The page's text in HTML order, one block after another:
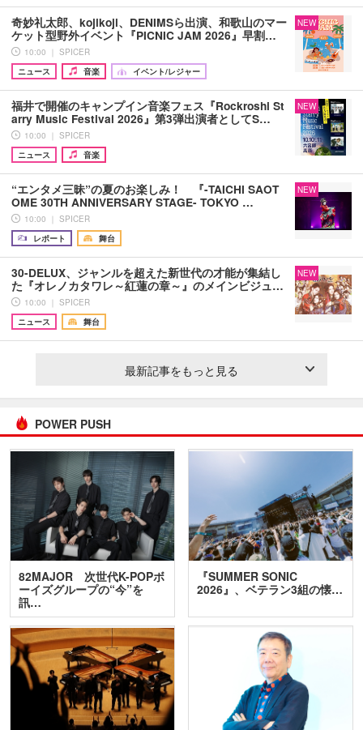
奇妙礼太郎、kojikoji、DENIMSら出演、和歌山のマー
ケット型野外イベント『PICNIC JAM 2026』早割…
10:00 ｜ SPICER
ニュース
音楽 イベント/レジャー
NEW
福井で開催のキャンプイン音楽フェス『Rockroshi St
arry Music Festival 2026』第3弾出演者としてS…
10:00 ｜ SPICER
ニュース
音楽
NEW
“エンタメ三昧”の夏のお楽しみ！ 『-TAICHI SAOT
OME 30TH ANNIVERSARY STAGE- TOKYO …
10:00 ｜ SPICER
レポート
舞台
NEW
30-DELUX、ジャンルを超えた新世代の才能が集結し
た『オレノカタワレ～紅蓮の章～』のメインビジュ…
10:00 ｜ SPICER
ニュース
舞台
NEW
最新記事をもっと見る
POWER PUSH
82MAJOR 次世代K-POPボ
ーイズグループの“今”を
訊…
『SUMMER SONIC
2026』、ベテラン3組の懐…